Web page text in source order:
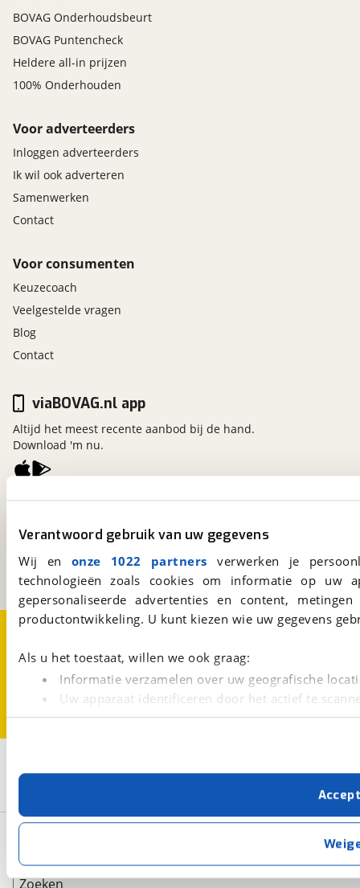
Verantwoord gebruik van uw gegevens
Wij en onze 1022 partners verwerken je
technologieën zoals cookies om informatie op
gepersonaliseerde advertenties en content,
productontwikkeling. U kunt kiezen wie uw gegevens
Als u het toestaat, willen we ook graag:
Informatie verzamelen over uw geografische
Uw apparaat identificeren door het actief te
Lees meer over hoe uw persoonlijke gegevens worden
Met cookies en vergelijkbare technieken zorgen we
cookies zorgen ervoor dat de website goed werkt.
verbeteren. We tonen je graag relevante advertenties
buiten onze website volgt – uiteraard op
privacyverklaring
. Als je weigert, plaatsen we alleen
kun je later altijd aanpassen via devoorkeurenpagina.
Zoeken
BOVAG Onderhoudsbeurt
BOVAG Puntencheck
Heldere all-in prijzen
100% Onderhouden
Voor adverteerders
Inloggen adverteerders
Ik wil ook adverteren
Samenwerken
Contact
Voor consumenten
Keuzecoach
Veelgestelde vragen
Blog
Contact
Kosterijland15
3981 AJ Bunnik
Een initiatief van
BOVAG
viaBOVAG.nl app
Altijd het meest recente aanbod bij de hand.
Download 'm nu.
Over viaBOVAG.nlDisclaimer- en Privacyverklaring